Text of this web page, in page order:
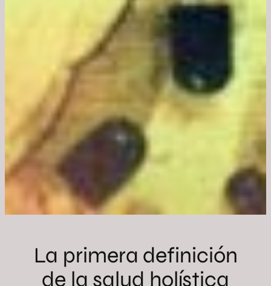
La primera definición
de la salud holística